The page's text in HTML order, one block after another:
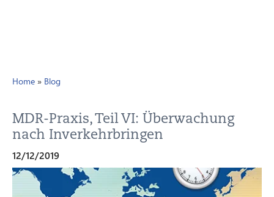
Home » Blog
MDR-Praxis, Teil VI: Überwachung
nach Inverkehrbringen
12/12/2019